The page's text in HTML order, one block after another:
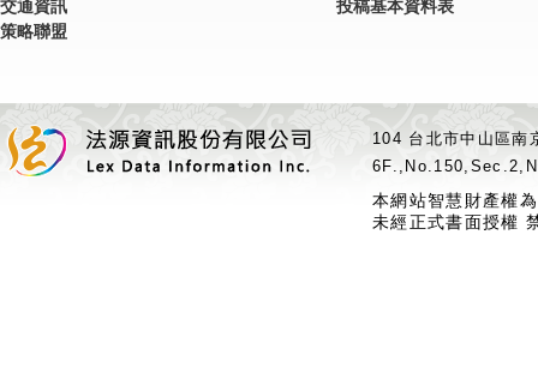
交通資訊
策略聯盟
投稿基本資料表
104 台北市中山區
本網站智慧財產權
未經正式書面授權